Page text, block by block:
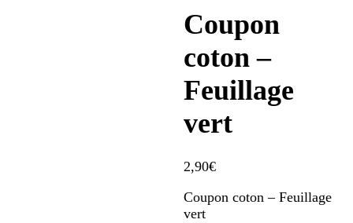
Coupon
coton –
Feuillage
vert
2,90€
Coupon coton – Feuillage
vert